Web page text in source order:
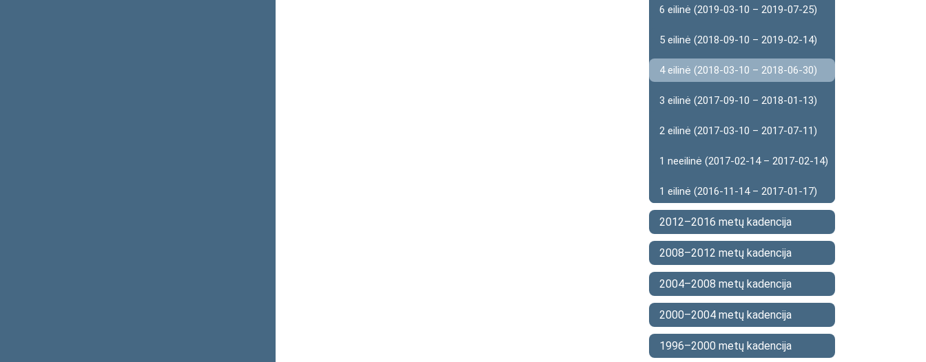
6 eilinė (2019-03-10 – 2019-07-25)
5 eilinė (2018-09-10 – 2019-02-14)
4 eilinė (2018-03-10 – 2018-06-30)
3 eilinė (2017-09-10 – 2018-01-13)
2 eilinė (2017-03-10 – 2017-07-11)
1 neeilinė (2017-02-14 – 2017-02-14)
1 eilinė (2016-11-14 – 2017-01-17)
2012–2016 metų kadencija
2008–2012 metų kadencija
2004–2008 metų kadencija
2000–2004 metų kadencija
1996–2000 metų kadencija